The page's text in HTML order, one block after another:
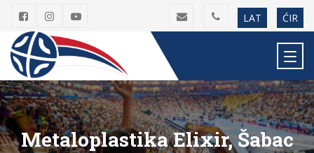
LAT ĆIR
Metaloplastika Elixir, Šabac